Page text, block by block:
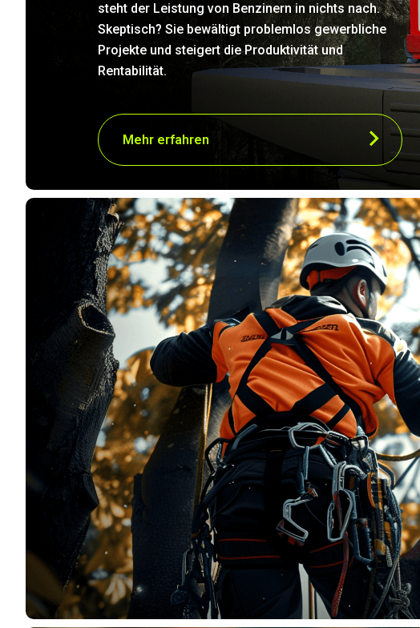
steht der Leistung von Benzinern in nichts nach.
Skeptisch? Sie bewältigt problemlos gewerbliche
Projekte und steigert die Produktivität und
Rentabilität.
Mehr erfahren